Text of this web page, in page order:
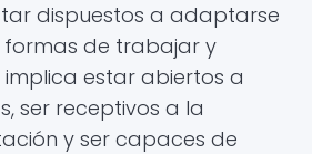
dispuestos a adaptarse
formas de trabajar y
implica estar abiertos a
ser receptivos a la
y ser capaces de